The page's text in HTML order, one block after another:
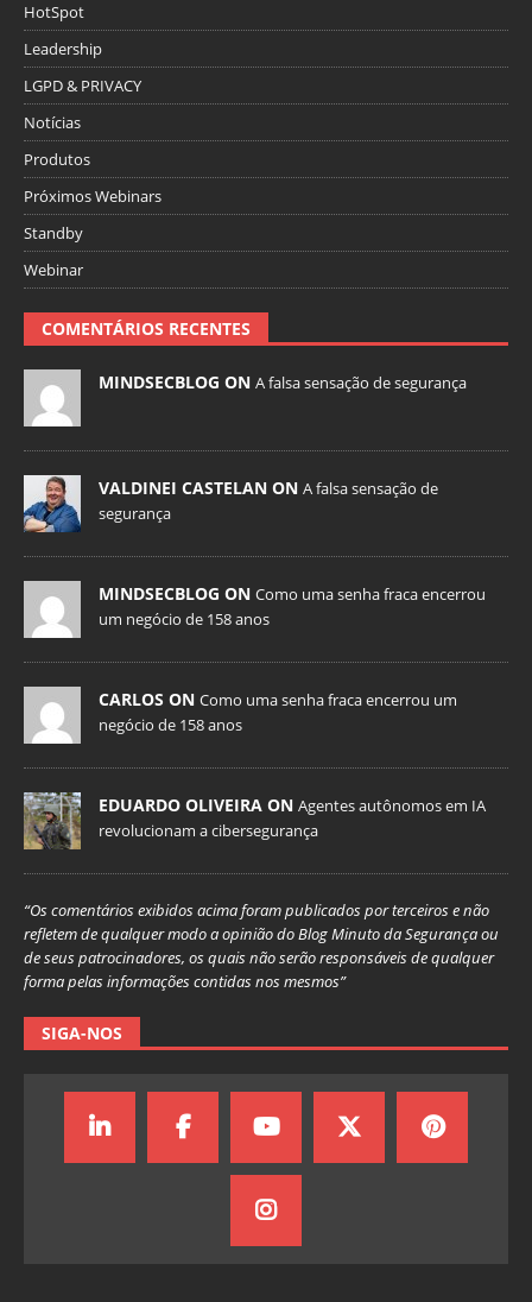
HotSpot
Leadership
LGPD & PRIVACY
Notícias
Produtos
Próximos Webinars
Standby
Webinar
COMENTÁRIOS RECENTES
MINDSECBLOG ON A falsa sensação de segurança
VALDINEI CASTELAN ON A falsa sensação de
segurança
MINDSECBLOG ON Como uma senha fraca encerrou
um negócio de 158 anos
CARLOS ON Como uma senha fraca encerrou um
negócio de 158 anos
EDUARDO OLIVEIRA ON Agentes autônomos em IA
revolucionam a cibersegurança
“Os comentários exibidos acima foram publicados por terceiros e não
refletem de qualquer modo a opinião do Blog Minuto da Segurança ou
de seus patrocinadores, os quais não serão responsáveis de qualquer
forma pelas informações contidas nos mesmos”
SIGA-NOS